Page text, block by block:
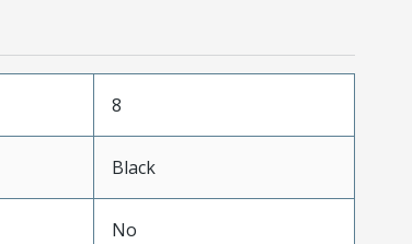
8
Black
No